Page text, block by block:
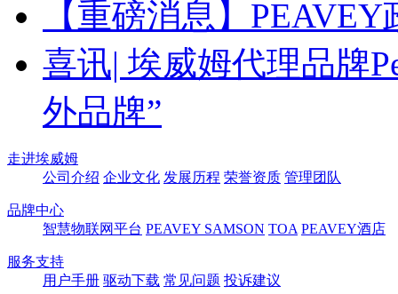
【重磅消息】
喜讯| 埃威姆代理品牌
外品牌”
走进埃威姆
公司介绍 企业文化 发展历程 荣誉资质 管理团队
品牌中心
智慧物联网平台 PEAVEY SAMSON TOA PEAVEY酒店
服务支持
用户手册 驱动下载 常见问题 投诉建议